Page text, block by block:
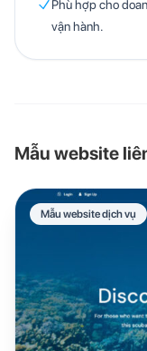
Phù hợp cho
vận hành.
Mẫu website
Mẫu website dịch vụ